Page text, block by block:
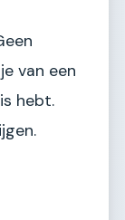
van een
hebt.